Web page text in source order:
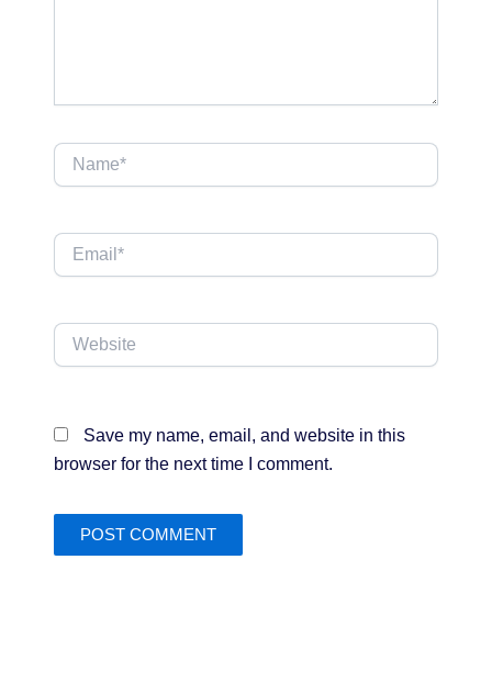
Name*
Email*
Website
Save my name, email, and website in this
browser for the next time I comment.